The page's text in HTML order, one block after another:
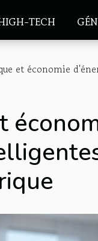
TECH
et économie